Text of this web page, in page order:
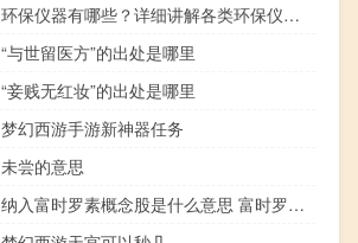
环保仪器有哪些？详细讲解各类环保仪器的使用方法
“与世留医方”的出处是哪里
“妾贱无红妆”的出处是哪里
梦幻西游手游新神器任务
未尝的意思
纳入富时罗素概念股是什么意思 富时罗素概念什么意思